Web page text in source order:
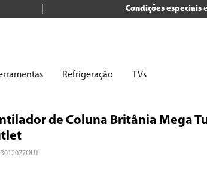
Condições especiais
Refrigeração TVs
de Coluna Britânia Mega